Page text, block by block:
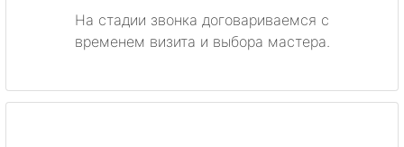
На стадии звонка договариваемся с
временем визита и выбора мастера.